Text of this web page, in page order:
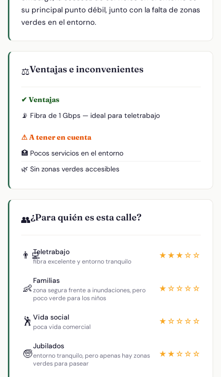
su principal punto débil, junto con la falta de zonas
verdes en el entorno.
⚖️Ventajas e inconvenientes
✔ Ventajas
📡 Fibra de 1 Gbps — ideal para teletrabajo
⚠ A tener en cuenta
🏥 Pocos servicios en el entorno
🌿 Sin zonas verdes accesibles
👥¿Para quién es esta calle?
👨‍💻Teletrabajo
fibra excelente y entorno tranquilo
★★★☆☆
👶
Familias
zona segura frente a inundaciones, pero
poco verde para los niños
★☆☆☆☆
🕺 Vida social
poca vida comercial
★☆☆☆☆
🧓
Jubilados
entorno tranquilo, pero apenas hay zonas
verdes para pasear
★★☆☆☆